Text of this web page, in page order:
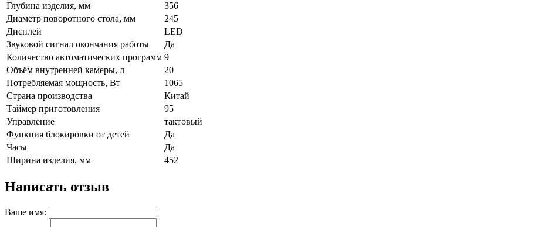
Глубина изделия, мм
356
Диаметр поворотного стола, мм
245
Дисплей
LED
Звуковой сигнал окончания работы
Да
Количество автоматических программ 9
Объём внутренней камеры, л
20
Потребляемая мощность, Вт
1065
Страна производства
Китай
Таймер приготовления
95
Управление
тактовый
Функция блокировки от детей
Да
Часы
Да
Ширина изделия, мм
452
Написать отзыв
Ваше имя: